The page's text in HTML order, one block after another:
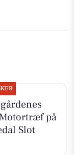
på
Slot